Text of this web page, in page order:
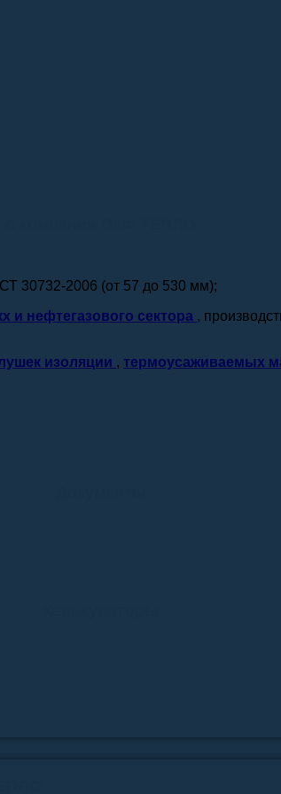
30732-2006 (от 57 до 530 мм);
и нефтегазового сектора ,
изоляции , термоусаживаемых